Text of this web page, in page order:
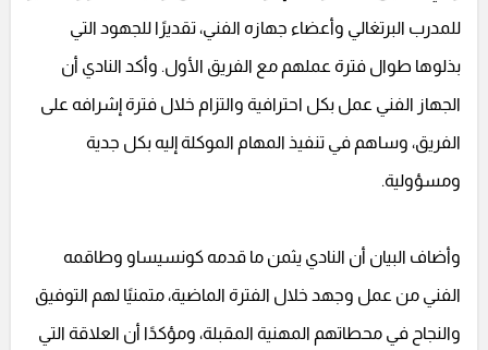
للمدرب البرتغالي وأعضاء جهازه الفني، تقديرًا للجهود التي
بذلوها طوال فترة عملهم مع الفريق الأول. وأكد النادي أن
الجهاز الفني عمل بكل احترافية والتزام خلال فترة إشرافه على
الفريق، وساهم في تنفيذ المهام الموكلة إليه بكل جدية
ومسؤولية.
وأضاف البيان أن النادي يثمن ما قدمه كونسيساو وطاقمه
الفني من عمل وجهد خلال الفترة الماضية، متمنيًا لهم التوفيق
والنجاح في محطاتهم المهنية المقبلة، ومؤكدًا أن العلاقة التي